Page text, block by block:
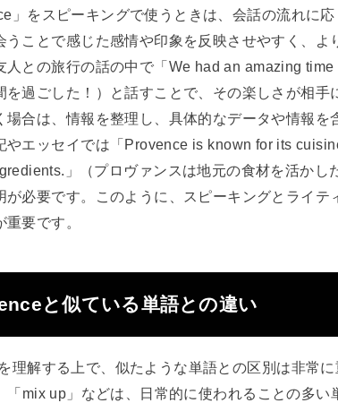
」をスピーキングで使うときは、会話の流れに
うことで感じた感情や印象を反映させやすく、よ
人との旅行の話の中で「We had an amazing
を過ごした！）と話すことで、その楽しさが相手
場合は、情報を整理し、具体的なデータや情報を
やエッセイでは「Provence is known for its
」（プロヴァンスは地元の食材を活かし
が必要です。このように、スピーキングとライテ
要です。
と似ている単語との違い
理解する上で、似たような単語との区別は非常に
「mix up」などは、日常的に使われることの多